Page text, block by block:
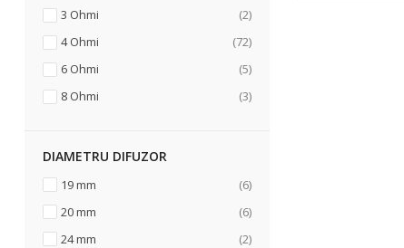
3 Ohmi
2articole
4 Ohmi
72articole
6 Ohmi
5articole
8 Ohmi
3articole
DIAMETRU DIFUZOR
19 mm 6articole
20 mm
6articole
24 mm
2articole